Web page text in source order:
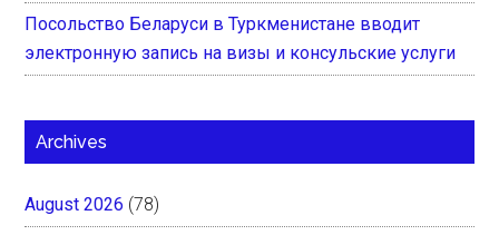
Посольство Беларуси в Туркменистане вводит
электронную запись на визы и консульские услуги
Archives
August 2026 (78)